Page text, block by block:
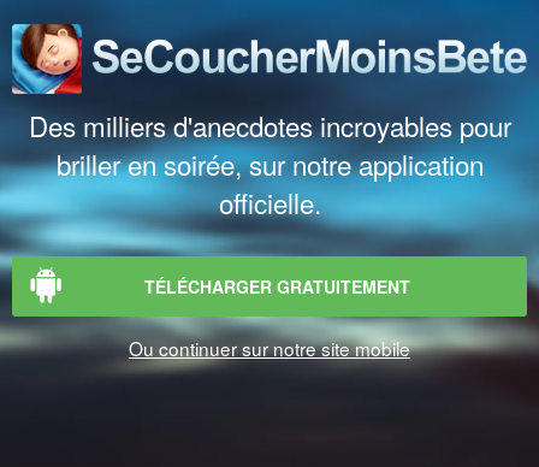
Des milliers d'anecdotes incroyables pour
briller en soirée, sur notre application
officielle.
TÉLÉCHARGER GRATUITEMENT
Ou continuer sur notre site mobile